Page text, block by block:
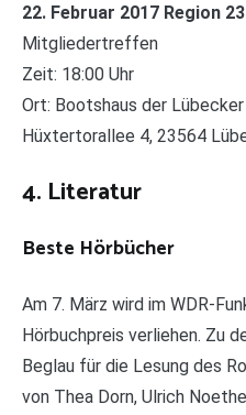
22. Februar 2017 Region
Mitgliedertreffen
Zeit: 18:00 Uhr
Ort: Bootshaus der
Hüxtertorallee 4, 23564
4. Literatur
Beste Hörbücher
Am 7. März wird im WDR-
Hörbuchpreis verliehen. Zu
Beglau für die Lesung des
von Thea Dorn, Ulrich